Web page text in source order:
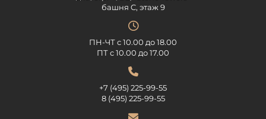
башня C, этаж 9
ПН-ЧТ с 10.00 до 18.00
ПТ с 10.00 до 17.00
+7 (495) 225-99-55
8 (495) 225-99-55